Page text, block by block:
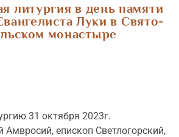
литургия в день памяти
Луки в Свято-
монастыре
31 октября 2023г.
епископ Светлогорский,